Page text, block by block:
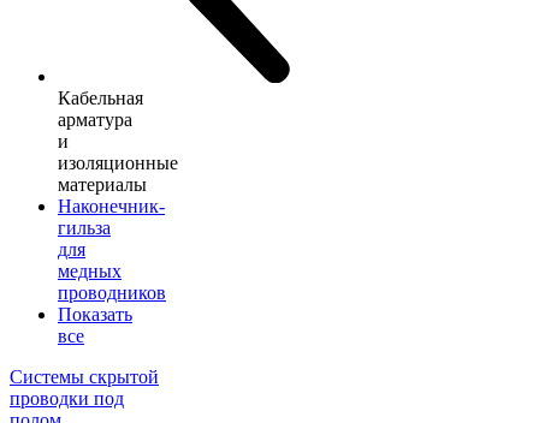
Кабельная
арматура
и
изоляционные
материалы
Наконечник-
гильза
для
медных
проводников
Показать
все
Системы скрытой
проводки под